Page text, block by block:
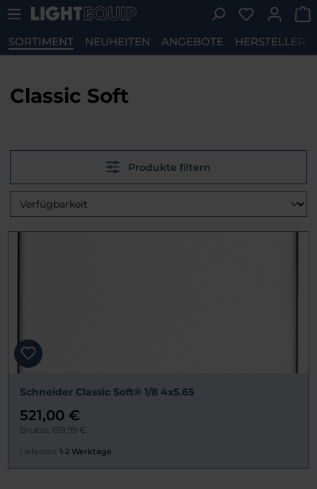
Zum Hauptinhalt springen Du hast 0
SORTIMENT NEUHEITEN ANGEBOTE HERSTELLER
Classic Soft
Produkte filtern
Schneider Classic Soft® 1/8 4x5.65
521,00 €
Brutto: 619,99 €
Lieferzeit: 1-2 Werktage